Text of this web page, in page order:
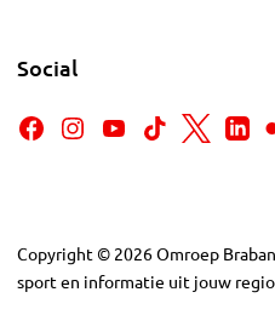
Social
Copyright © 2026Omroep
sport en informatie uit jouw